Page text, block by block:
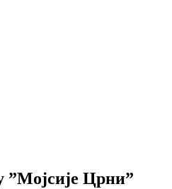
”Мојсије Црни”